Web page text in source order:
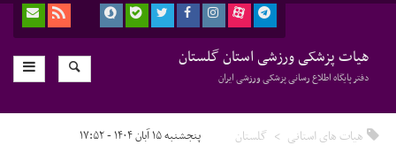
هیات پزشکی ورزشی استان گلستان
دفتر پایگاه اطلاع رسانی پزشکی ورزشی ایران
هیات های استانی گلستان پنجشنبه ۱۵ آبان ۱۴۰۴ - ۱۷:۵۲